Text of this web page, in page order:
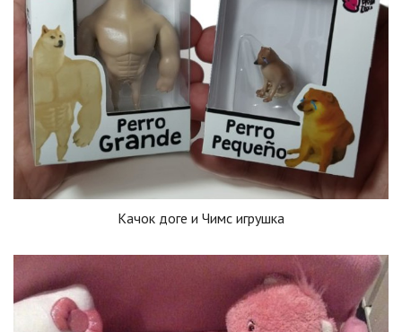
Качок доге и Чимс игрушка